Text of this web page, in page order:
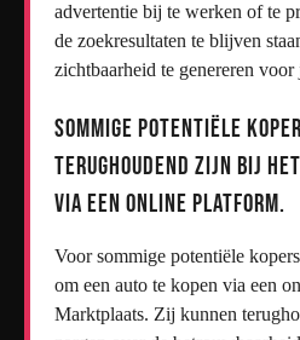
advertentie bij te werken of te
de zoekresultaten te blijven
zichtbaarheid te genereren
Sommige potentiële
terughoudend zijn bij het
via een online platform.
Voor sommige potentiële
om een auto te kopen via een
Marktplaats. Zij kunnen